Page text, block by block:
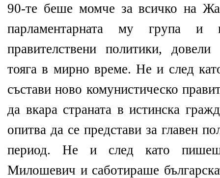
90-те беше момче за всичко на
парламентарната му група и
правителствени политики,
тояга в мирно време. Не и след
състави ново комунистическо
да вкара страната в истинска
опитва да се представи за главен
период. Не и след като
Милошевич и саботираше